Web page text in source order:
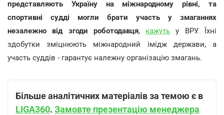
представляють Україну на міжнародному рівні, та
спортивні судді могли брати участь у змаганнях
незалежно від згоди роботодавця, кажуть у ВРУ. Їхні
здобутки зміцнюють міжнародний імідж держави, а
участь суддів - гарантує належну організацію змагань.
Більше аналітичних матеріалів за темою є в
LIGA360. Замовте презентацію менеджера